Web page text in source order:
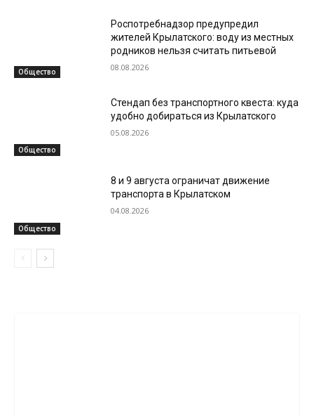
Общество
Роспотребнадзор предупредил
жителей Крылатского: воду из местных
родников нельзя считать питьевой
08.08.2026
Общество
Стендап без транспортного квеста: куда
удобно добираться из Крылатского
05.08.2026
Общество
8 и 9 августа ограничат движение
транспорта в Крылатском
04.08.2026